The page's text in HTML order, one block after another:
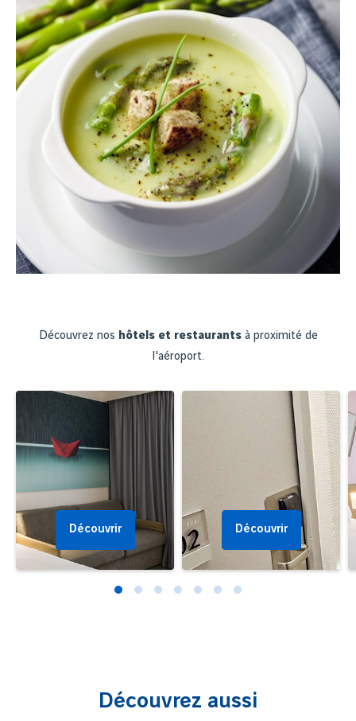
Découvrez nos hôtels et restaurants à proximité de
l'aéroport.
Découvrir Découvrir
Découvrez aussi